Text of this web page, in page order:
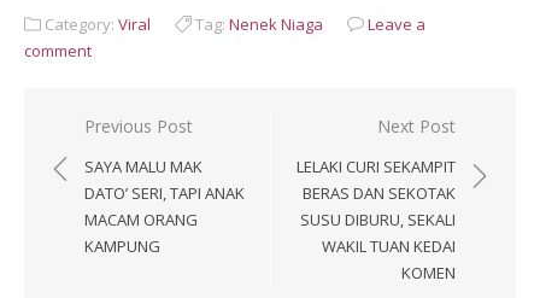
Category: Viral Tag: Nenek Niaga
Leave a
comment
Post
navigation
Previous Post
SAYA MALU MAK
DATO’ SERI, TAPI ANAK
MACAM ORANG
KAMPUNG
Next Post
LELAKI CURI SEKAMPIT
BERAS DAN SEKOTAK
SUSU DIBURU, SEKALI
WAKIL TUAN KEDAI
KOMEN